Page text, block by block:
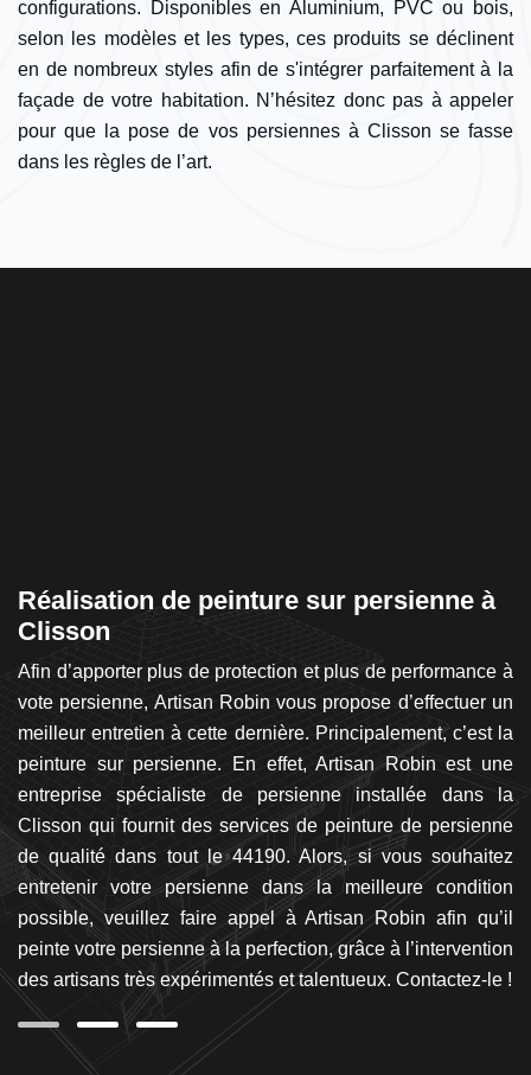
configurations. Disponibles en Aluminium, PVC ou bois,
selon les modèles et les types, ces produits se déclinent
en de nombreux styles afin de s'intégrer parfaitement à la
façade de votre habitation. N’hésitez donc pas à appeler
pour que la pose de vos persiennes à Clisson se fasse
dans les règles de l’art.
Réalisation de peinture sur persienne à
Clisson
Afin d’apporter plus de protection et plus de performance à
vote persienne, Artisan Robin vous propose d’effectuer un
meilleur entretien à cette dernière. Principalement, c’est la
peinture sur persienne. En effet, Artisan Robin est une
entreprise spécialiste de persienne installée dans la
Clisson qui fournit des services de peinture de persienne
de qualité dans tout le 44190. Alors, si vous souhaitez
entretenir votre persienne dans la meilleure condition
possible, veuillez faire appel à Artisan Robin afin qu’il
peinte votre persienne à la perfection, grâce à l’intervention
des artisans très expérimentés et talentueux. Contactez-le !